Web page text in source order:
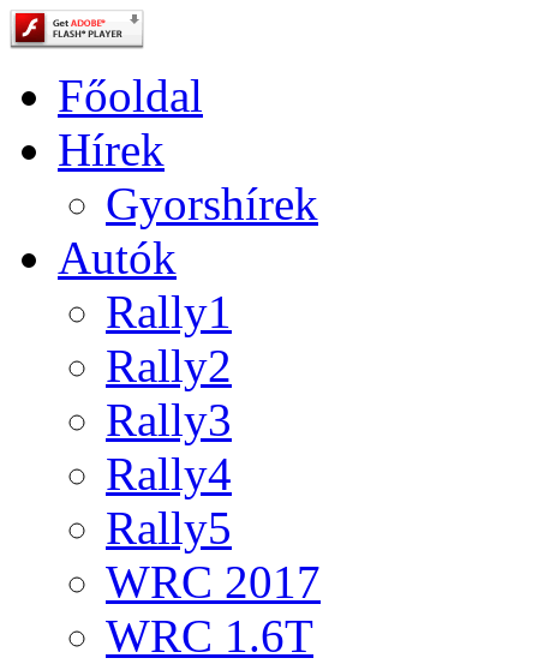
Főoldal
Hírek
Gyorshírek
Autók
Rally1
Rally2
Rally3
Rally4
Rally5
WRC 2017
WRC 1.6T